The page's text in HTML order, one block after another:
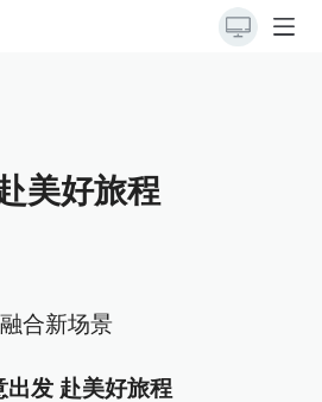
美好旅程
合新场景
出发 赴美好旅程